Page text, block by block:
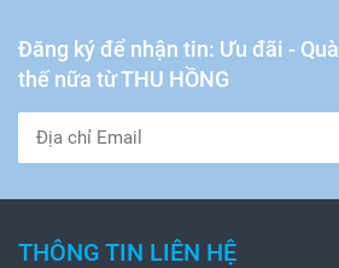
Đăng ký để nhận tin: Ưu đãi -
thế nữa từ THU HỒNG
THÔNG TIN LIÊN HỆ